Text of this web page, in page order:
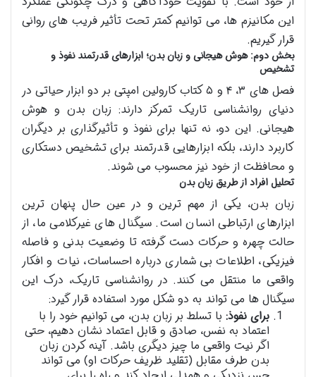
این مکانیزم ها، می توانیم کمتر تحت تأثیر فریب های روانی
قرار گیریم.
بخش دوم: هوش هیجانی و زبان بدن؛ ابزارهای قدرتمند نفوذ و
تشخیص
فصل های ۳، ۴ و ۵ کتاب کارولین امپتی بر دو ابزار حیاتی در
دنیای روانشناسی تاریک تمرکز دارند: زبان بدن و هوش
هیجانی. این دو، نه تنها برای نفوذ و تأثیرگذاری بر دیگران
کاربرد دارند، بلکه ابزارهایی قدرتمند برای تشخیص دستکاری
و محافظت از خود نیز محسوب می شوند.
تحلیل افراد از طریق زبان بدن
زبان بدن، یکی از مهم ترین و در عین حال پنهان ترین
ابزارهای ارتباطی انسان است. سیگنال های غیرکلامی ما، از
حالت چهره و حرکات دست گرفته تا وضعیت بدنی و فاصله
فیزیکی، اطلاعات بی شماری درباره احساسات، نیات و افکار
واقعی ما منتقل می کنند. در روانشناسی تاریک، درک این
سیگنال ها می تواند به دو شکل مورد استفاده قرار گیرد:
برای نفوذ: با تسلط بر زبان بدن، می توانیم خود را با
اعتماد به نفس، صادق و قابل اعتماد نشان دهیم، حتی
اگر نیت واقعی ما چیز دیگری باشد. آینه کردن زبان
بدن طرف مقابل (تقلید ظریف حرکات او) می تواند